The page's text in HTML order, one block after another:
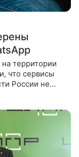
территории
что сервисы
России не